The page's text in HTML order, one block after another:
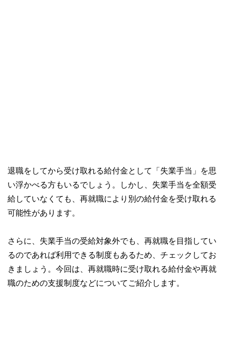
退職をしてから受け取れる給付金として「失業手当」を思
い浮かべる方もいるでしょう。しかし、失業手当を全額受
給していなくても、再就職により別の給付金を受け取れる
可能性があります。
さらに、失業手当の受給対象外でも、再就職を目指してい
るのであれば利用できる制度もあるため、チェックしてお
きましょう。今回は、再就職時に受け取れる給付金や再就
職のための支援制度などについてご紹介します。